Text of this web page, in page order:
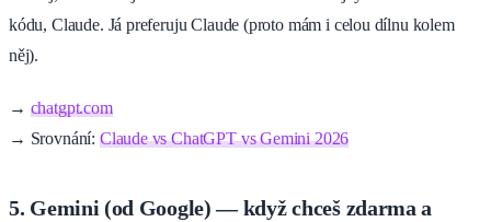
kódu, Claude. Já preferuju Claude (proto mám i celou dílnu kolem
něj).
→ chatgpt.com
→ Srovnání: Claude vs ChatGPT vs Gemini 2026
5. Gemini (od Google) — když chceš zdarma a